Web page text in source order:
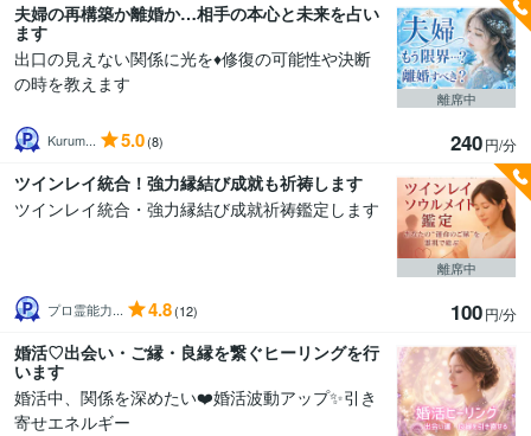
夫婦の再構築か離婚か…相手の本心と未来を占い
ます
出口の見えない関係に光を♦️修復の可能性や決断
の時を教えます
Kurum... 5.0(8) 240円/分
離席中
ツインレイ統合！強力縁結び成就も祈祷します
ツインレイ統合・強力縁結び成就祈祷鑑定します
プロ霊能力... 4.8(12) 100円/分
離席中
婚活♡出会い・ご縁・良縁を繋ぐヒーリングを行
います
婚活中、関係を深めたい❤️婚活波動アップ✨引き
寄せエネルギー